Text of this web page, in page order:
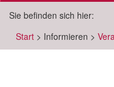
Sie befinden sich hier:
Start > Informieren >